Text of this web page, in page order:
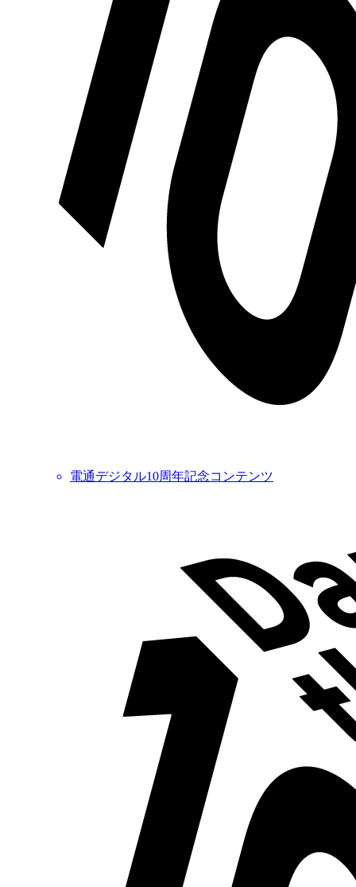
電通デジタル10周年記念コンテンツ